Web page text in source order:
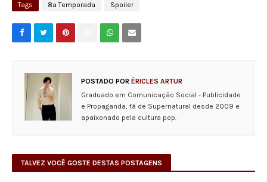
Tags 8ª Temporada Spoiler
POSTADO POR ÉRICLES ARTUR
Graduado em Comunicação Social - Publicidade
e Propaganda, fã de Supernatural desde 2009 e
apaixonado pela cultura pop.
TALVEZ VOCÊ GOSTE DESTAS POSTAGENS